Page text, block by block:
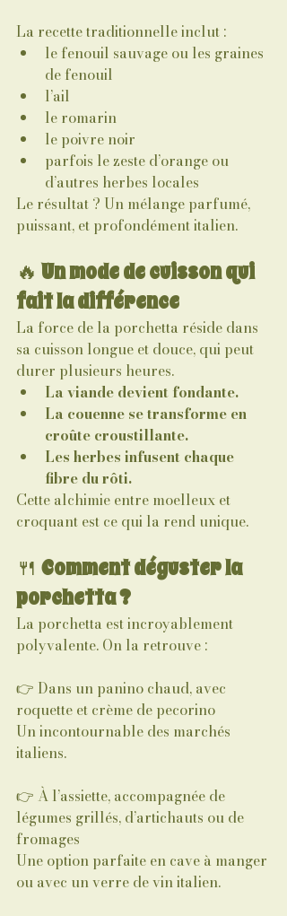
La recette traditionnelle inclut :
le fenouil sauvage ou les graines
de fenouil
l’ail
le romarin
le poivre noir
parfois le zeste d’orange ou
d’autres herbes locales
Le résultat ? Un mélange parfumé,
puissant, et profondément italien.
🔥 Un mode de cuisson qui
fait la différence
La force de la porchetta réside dans
sa cuisson longue et douce, qui peut
durer plusieurs heures.
La viande devient fondante.
La couenne se transforme en
croûte croustillante.
Les herbes infusent chaque
fibre du rôti.
Cette alchimie entre moelleux et
croquant est ce qui la rend unique.
🍴 Comment déguster la
porchetta ?
La porchetta est incroyablement
polyvalente. On la retrouve :
👉 Dans un panino chaud, avec
roquette et crème de pecorino
Un incontournable des marchés
italiens.
👉 À l’assiette, accompagnée de
légumes grillés, d’artichauts ou de
fromages
Une option parfaite en cave à manger
ou avec un verre de vin italien.